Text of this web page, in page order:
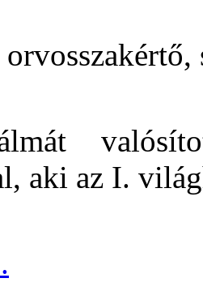
aki az I.